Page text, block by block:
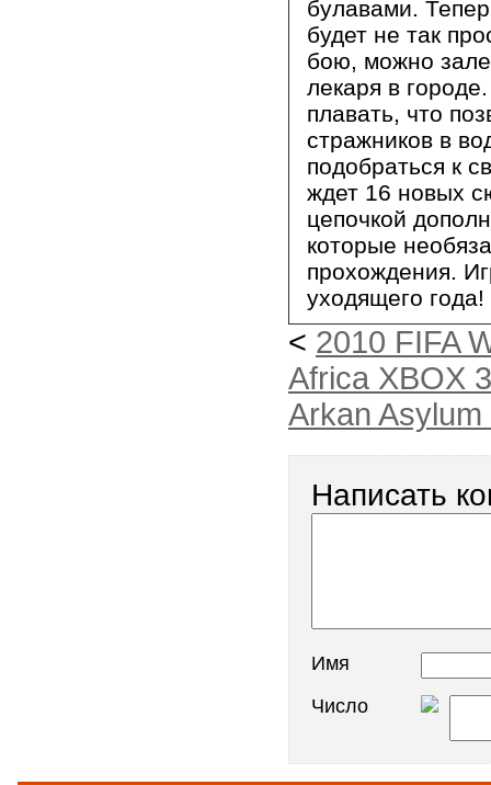
булавами.
будет не так
бою, можно
лекаря в
плавать, что
стражников в
подобраться к
ждет 16 новых
цепочкой
которые
прохождения.
уходящего года!
< 2010 FIFA
Africa XBOX
Arkan
Написать
Имя
Число